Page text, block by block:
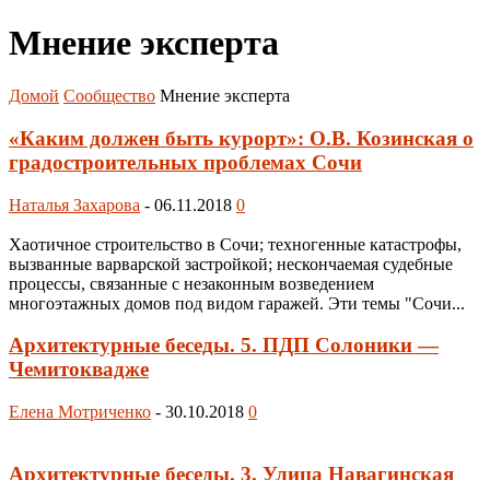
Мнение эксперта
Домой Сообщество Мнение эксперта
«Каким должен быть курорт»: О.В. Козинская о
градостроительных проблемах Сочи
Наталья Захарова - 06.11.2018 0
Хаотичное строительство в Сочи; техногенные катастрофы,
вызванные варварской застройкой; нескончаемая судебные
процессы, связанные с незаконным возведением
многоэтажных домов под видом гаражей. Эти темы "Сочи...
Архитектурные беседы. 5. ПДП Солоники —
Чемитоквадже
Елена Мотриченко - 30.10.2018 0
Архитектурные беседы. 3. Улица Навагинская